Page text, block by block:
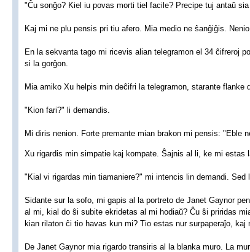
"Ĉu sonĝo? Kiel iu povas morti tiel facile? Precipe tuj antaŭ
Kaj mi ne plu pensis pri tiu afero. Mia medio ne ŝanĝiĝis.
En la sekvanta tago mi ricevis alian telegramon el 34 ĉifreroj
si la gorĝon.
Mia amiko Xu helpis min deĉifri la telegramon, starante flanke
"Kion fari?" li demandis.
Mi diris nenion. Forte premante mian brakon mi pensis: "Eble
Xu rigardis min simpatie kaj kompate. Ŝajnis al li, ke mi estas
"Kial vi rigardas min tiamaniere?" mi intencis lin demandi. Sed
Sidante sur la sofo, mi gapis al la portreto de Janet Gaynor
al mi, kial do ŝi subite ekridetas al mi hodiaŭ? Ĉu ŝi priridas
kian rilaton ĉi tio havas kun mi? Tio estas nur surpaperaĵo, kaj
De Janet Gaynor mia rigardo transiris al la blanka muro. La